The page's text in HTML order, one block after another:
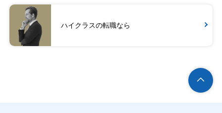
ハイクラスの転職なら